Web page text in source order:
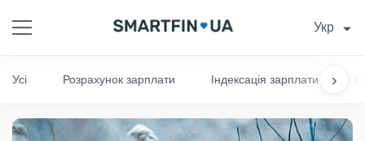
Укр
›
Усі Розрахунок зарплати Індексація зарплати